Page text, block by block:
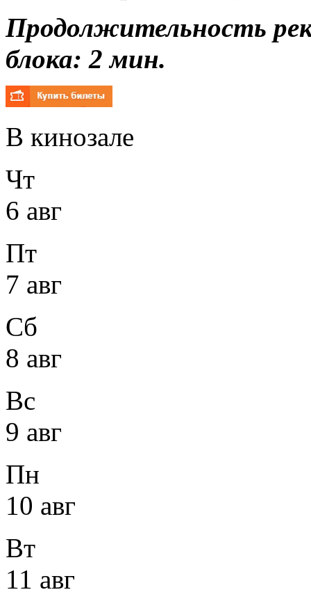
Продолжительность
блока: 2 мин.
В кинозале
Чт
6 авг
Пт
7 авг
Сб
8 авг
Вс
9 авг
Пн
10 авг
Вт
11 авг